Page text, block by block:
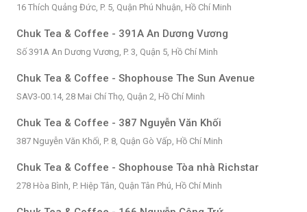
16 Thích Quảng Đức, P. 5, Quận Phú Nhuận, Hồ Chí Minh
Chuk Tea & Coffee - 391A An Dương Vương
Số 391A An Dương Vương, P. 3, Quận 5, Hồ Chí Minh
Chuk Tea & Coffee - Shophouse The Sun Avenue
SAV3-00.14, 28 Mai Chí Thọ, Quận 2, Hồ Chí Minh
Chuk Tea & Coffee - 387 Nguyễn Văn Khối
387 Nguyễn Văn Khối, P. 8, Quận Gò Vấp, Hồ Chí Minh
Chuk Tea & Coffee - Shophouse Tòa nhà Richstar
278 Hòa Bình, P. Hiệp Tân, Quận Tân Phú, Hồ Chí Minh